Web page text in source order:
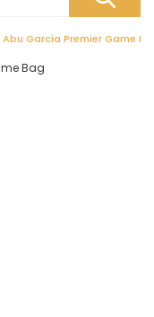
Abu Garcia Premier Game